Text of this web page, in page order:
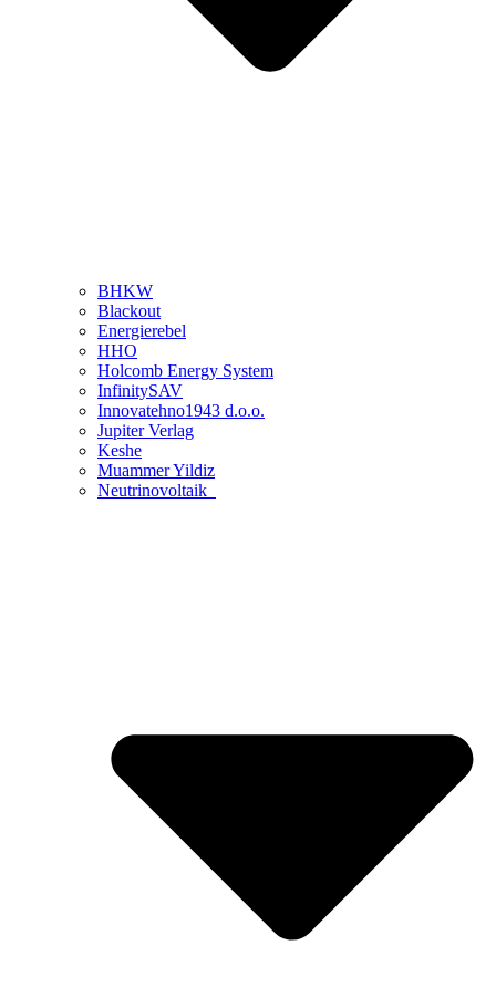
BHKW
Blackout
Energierebel
HHO
Holcomb Energy System
InfinitySAV
Innovatehno1943 d.o.o.
Jupiter Verlag
Keshe
Muammer Yildiz
Neutrinovoltaik